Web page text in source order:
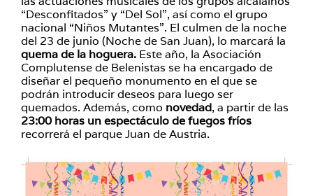
“Desconfitados” y “Del Sol”, así como el grupo
nacional “Niños Mutantes”. El culmen de la noche
del 23 de junio (Noche de San Juan), lo marcará la
quema de la hoguera. Este año, la Asociación
Complutense de Belenistas se ha encargado de
diseñar el pequeño monumento en el que se
podrán introducir deseos para luego ser
quemados. Además, como novedad, a partir de las
23:00 horas un espectáculo de fuegos fríos
recorrerá el parque Juan de Austria.